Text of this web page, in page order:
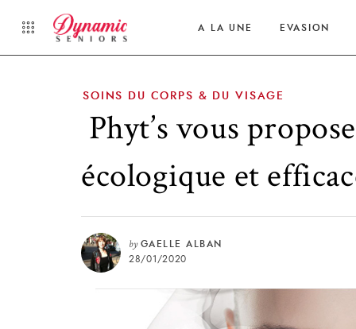
A LA UNE EVASION
SOINS DU CORPS & DU VISAGE
Phyt’s vous
écologique et
by GAELLE ALBAN
28/01/2020